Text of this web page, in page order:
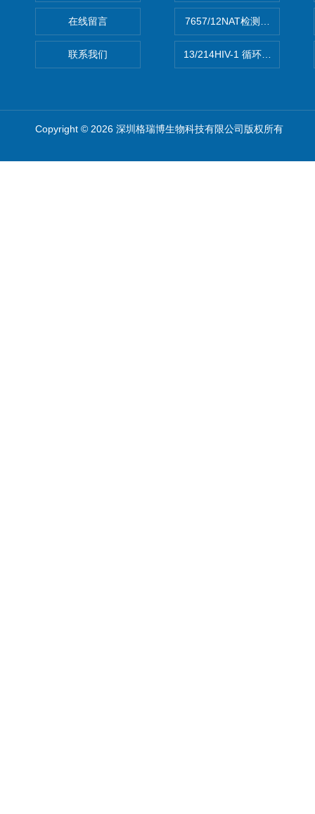
在线留言
联系我们
7657/12NAT检测的D型肝炎
13/214HIV-1 循环重组形式
Copyright © 2026 深圳格瑞博生物科技有限公司版权所有